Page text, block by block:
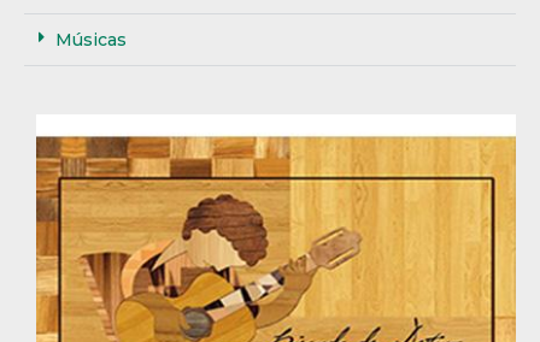
Músicas